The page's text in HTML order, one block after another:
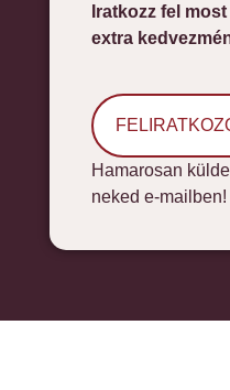
Iratkozz fel
extra
Hamarosan
neked e-mailben!